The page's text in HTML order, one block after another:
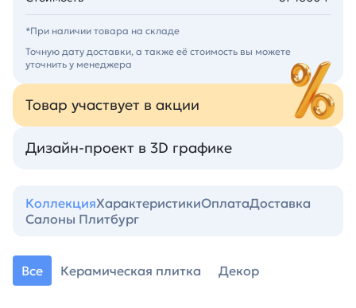
*При наличии товара на складе
Точную дату доставки, а также её стоимость вы можете
уточнить у менеджера
Товар участвует в акции
Дизайн-проект в 3D графике
КоллекцияХарактеристикиОплатаДоставка
Салоны Плитбург
Все Керамическая плитка Декор